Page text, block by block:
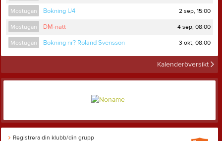
Mostugan Bokning U4 2 sep, 15:00
Mostugan DM-natt 4 sep, 08:00
Mostugan Bokning nr? Roland Svensson 3 okt, 08:00
Kalenderöversikt
Registrera din klubb/din grupp